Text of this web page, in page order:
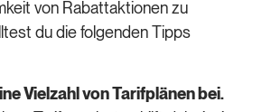
von Rabattaktionen zu
du die folgenden Tipps
Vielzahl von Tarifplänen bei.